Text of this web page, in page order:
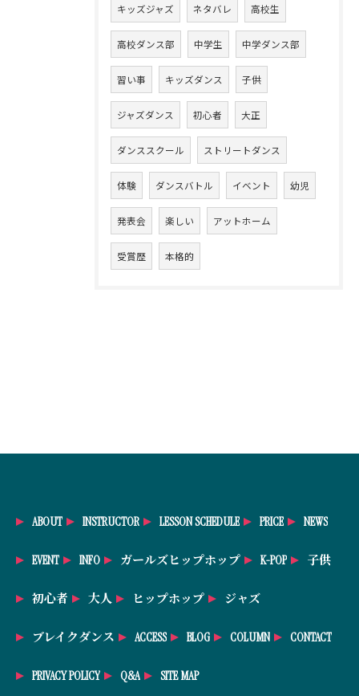
キッズジャズ ネタバレ 高校生
高校ダンス部 中学生 中学ダンス部
習い事 キッズダンス 子供
ジャズダンス 初心者 大正
ダンススクール ストリートダンス
体験 ダンスバトル イベント 幼児
発表会 楽しい アットホーム
受賞歴 本格的
ABOUT INSTRUCTOR LESSON SCHEDULE PRICE NEWS
EVENT INFO ガールズヒップホップ K-POP 子供
初心者 大人 ヒップホップ ジャズ
ブレイクダンス ACCESS BLOG COLUMN CONTACT
PRIVACY POLICY Q&A SITE MAP